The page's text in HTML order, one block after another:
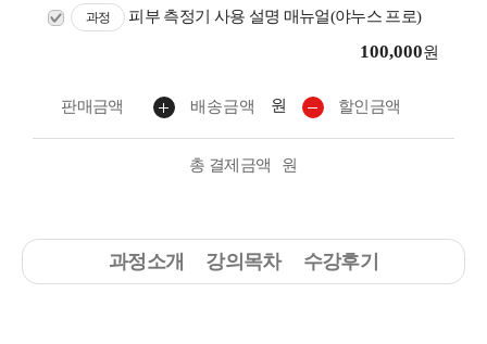
과정 피부 측정기 사용 설명 매뉴얼(야누스 프로)
100,000원
판매금액 배송금액 원 할인금액
총 결제금액 원
과정소개 강의목차 수강후기